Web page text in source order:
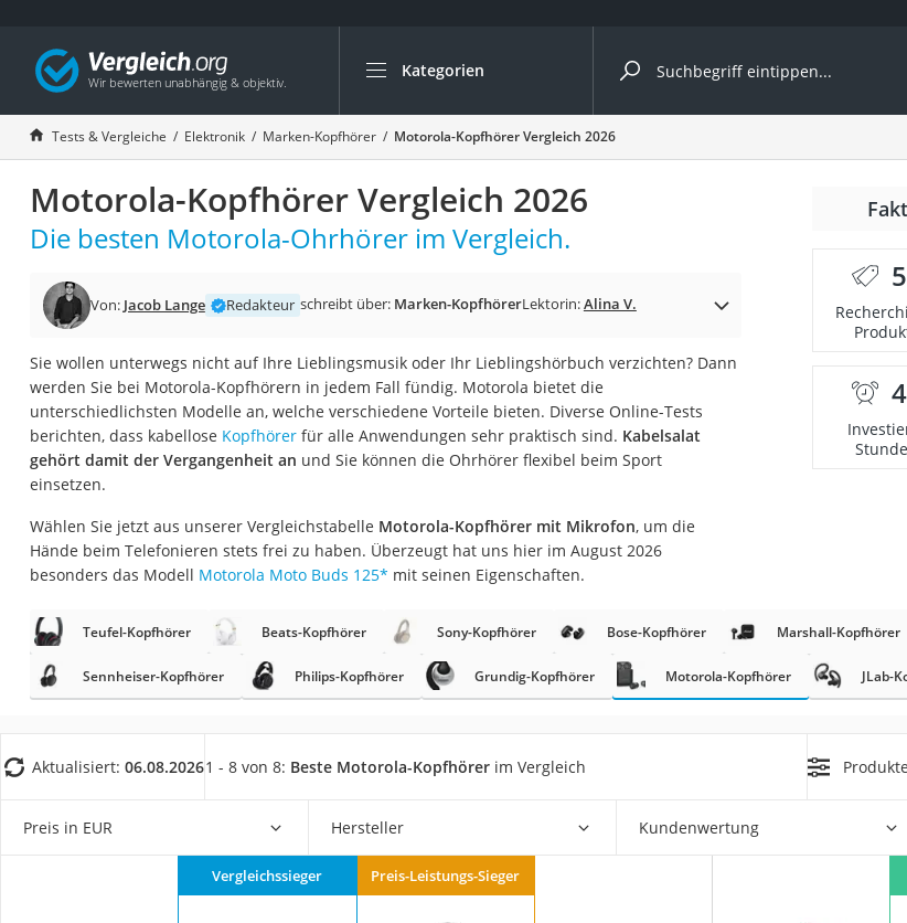
Kategorien
Die beliebtesten Vergleiche nach Kategorie
Elektronik
Powerstation
Monitor 32 Zoll 4K
Fernseher
Desktop-PC
Diascanner
Laser-Multifunktionsdrucker
Powerline-Adapter
Soundbar
17-Zoll-Laptop
Satellitenschüssel
Gaming-Headset
Schnurloses Telefon
Ladekabel Typ 2 Schuko
Acer Aspire
Service
Tests & Vergleiche Elektronik Marken-Kopfhörer Motorola-Kopfhörer Vergleich 2026
Motorola-Kopfhörer Vergleich 2026
Die besten Motorola-Ohrhörer im Vergleich.
Von: Jacob Lange Redakteur schreibt über: Marken-KopfhörerLektorin:Alina V.
Sie wollen unterwegs nicht auf Ihre Lieblingsmusik oder Ihr Lieblingshörbuch verzichten? Dann
werden Sie bei Motorola-Kopfhörern in jedem Fall fündig. Motorola bietet die
unterschiedlichsten Modelle an, welche verschiedene Vorteile bieten. Diverse Online-Tests
berichten, dass kabellose Kopfhörerfür alle Anwendungen sehr praktisch sind. Kabelsalat
gehört damit der Vergangenheit an und Sie können die Ohrhörer flexibel beim Sport
einsetzen.
Wählen Sie jetzt aus unserer Vergleichstabelle Motorola-Kopfhörer mit Mikrofon, um die
Hände beim Telefonieren stets frei zu haben. Überzeugt hat uns hier im August 2026
besonders das Modell Motorola Moto Buds 125* mit seinen Eigenschaften.
Teufel-Kopfhörer Beats-Kopfhörer Sony-Kopfhörer Bose-Kopfhörer Marshall-Kopfhörer
Sennheiser-Kopfhörer Philips-Kopfhörer Grundig-Kopfhörer Motorola-Kopfhörer JLab-
Aktualisiert: 06.08.20261 - 8 von 8: Beste Motorola-Kopfhörer im Vergleich
Preis in EUR Hersteller Kundenwertung
Vergleichssieger Preis-Leistungs-Sieger